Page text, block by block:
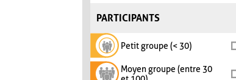
PARTICIPANTS
Petit groupe (< 30)
Moyen groupe (entre 30